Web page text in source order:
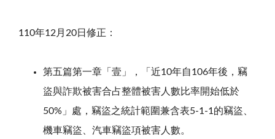
110年12月20日修正：
第五篇第一章「壹」，「近10年自106年後，竊
盜與詐欺被害合占整體被害人數比率開始低於
50%」處，竊盜之統計範圍兼含表5-1-1的竊盜、
機車竊盜、汽車竊盜項被害人數。